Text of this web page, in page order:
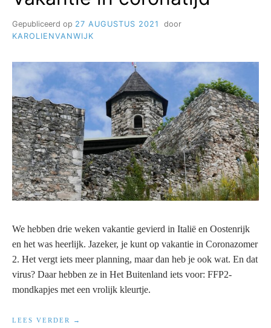
Gepubliceerd op 27 AUGUSTUS 2021
door
KAROLIENVANWIJK
We hebben drie weken vakantie gevierd in Italië en Oostenrijk
en het was heerlijk. Jazeker, je kunt op vakantie in Coronazomer
2. Het vergt iets meer planning, maar dan heb je ook wat. En dat
virus? Daar hebben ze in Het Buitenland iets voor: FFP2-
mondkapjes met een vrolijk kleurtje.
LEES VERDER
“VAKANTIE